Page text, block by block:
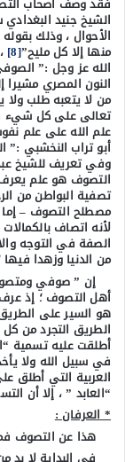
الشيخ جنيد
الأحوال ، وذلك
منها إلا كل مليح”[8]
الله عز وجل :”
النون المصري
من لا يتعبه طلب ولا
تعالى على كل شيء
علم الله على علم
أبو تراب النخشبي
التصوف هو علم
تصفية البواطن من
مصطلح التصوف – إما
لأنه اتصاف
الصفة في التوجه
من الدنيا وزهدا فيها
إن ” صوفي ومتصوف
أهل التصوف ؛ إذ
هو السير على
الطريق التجرد من
أطلقت عليه تسمية
في سبيل الله ولا
العربية التي
“العابد ” ، إلا أن
* العرفان :
هذا عن التصوف